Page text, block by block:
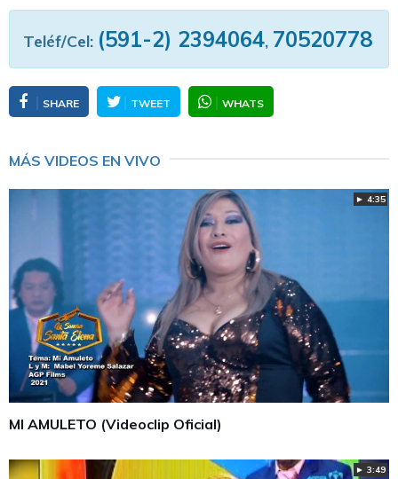
Teléf/Cel: (591-2) 2394064, 70520778
SHARE TWEET WHATS
MÁS VIDEOS EN VIVO
► 4:35
MI AMULETO (Videoclip Oficial)
► 3:49